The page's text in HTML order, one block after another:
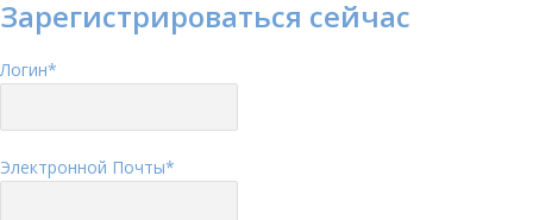
Зарегистрироваться сейчас
Логин*
Электронной Почты*